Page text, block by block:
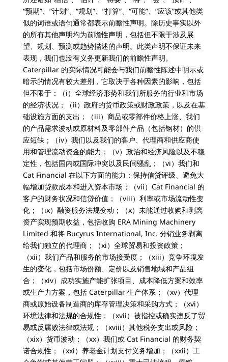
“预期”、“计划”、“规划”、“打算”、“可能”、“应该”或其他类
似的词语或语句通常都表示前瞻性声明。除历史事实以外
的所有其他声明均为前瞻性声明，包括但不限于涉及展
望、规划、预测或趋势描述的声明。此类声明不保证未来
表现，我们也没有义务更新我们的前瞻性声明。
Caterpillar 的实际情况可能会与我们前瞻性陈述中明示或
暗示的情况有较大差别，它取决于各种因素的影响，包括
但不限于：（i）全球经济形势和我们所服务的行业和市场
的经济状况；（ii）政府的货币政策或财政政策，以及在基
础设施方面的支出；（iii）商品或零部件价格上涨、我们
的产品需求波动或原材料及零部件产品（包括钢材）的供
应短缺；（iv）我们以及我们的客户、代理商和供应商使
用和管理流动资金的能力；（v）政治和经济风险以及不稳
定性，包括国内或国际冲突以及民间骚乱；（vi）我们和
Cat Financial 在以下方面的能力：保持信贷评级、避免大
幅增加贷款成本和进入资本市场；（vii）Cat Financial 的
客户的财务状况和信贷价值；（viii）利率或市场流动性变
化；（ix）融资服务法规变动；（x）未能通过收购和剥离
资产实现预期收益，包括收购 ERA Mining Machinery
Limited 和将 Bucyrus International, Inc. 分销业务剥离
给我们独立的代理商；（xi）全球贸易和投资政策；
（xii）我们产品和服务的市场接受度；（xiii）竞争环境发
生的变化，包括市场份额、定价以及销售地域和产品组
合；（xiv）成功实施产能扩张项目、成本降低方案和效率
或生产力方案，包括 Caterpillar 生产体系；（xv）代理
商或原始设备制造商的库存管理决策和采购方式；（xvi）
环境法律和法规的合规性；（xvii）被指控或确实违反了贸
易或反腐败法律或法规；（xviii）其他税务支出或风险；
（xix）货币波动；（xx）我们或 Cat Financial 的财务契
诺合规性；（xxi）养老金计划支付义务增加；（xxii）工